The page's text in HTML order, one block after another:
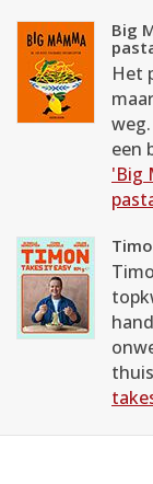
Big
Het
een
'Big